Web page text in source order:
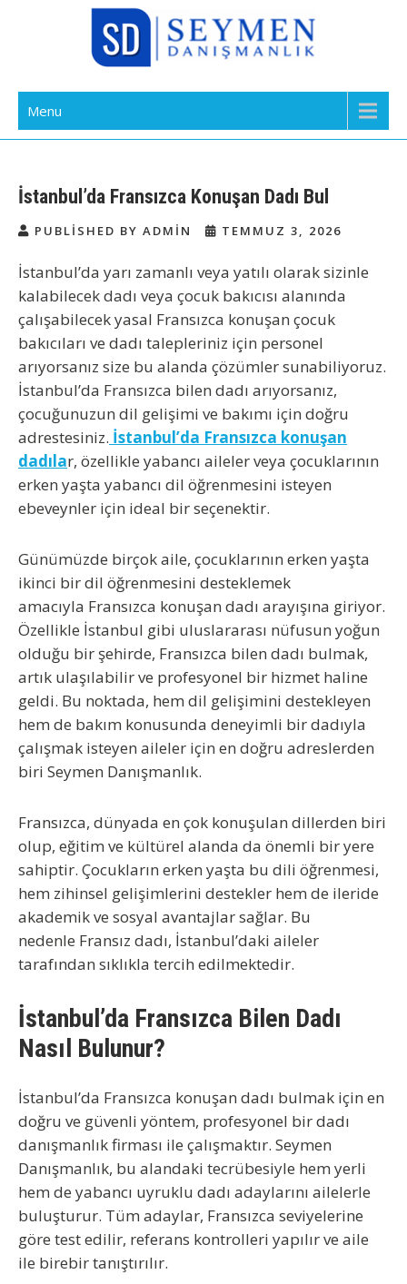
Bakıcı Yardımcı Dadı Danışmanlık
Ajansı İstanbul
Menu
İstanbul’da Fransızca Konuşan Dadı Bul
PUBLISHED BY ADMIN TEMMUZ 3, 2026
İstanbul’da yarı zamanlı veya yatılı olarak sizinle
kalabilecek dadı veya çocuk bakıcısı alanında
çalışabilecek yasal Fransızca konuşan çocuk
bakıcıları ve dadı talepleriniz için personel
arıyorsanız size bu alanda çözümler sunabiliyoruz.
İstanbul’da Fransızca bilen dadı arıyorsanız,
çocuğunuzun dil gelişimi ve bakımı için doğru
adrestesiniz. İstanbul’da Fransızca konuşan
dadılar, özellikle yabancı aileler veya çocuklarının
erken yaşta yabancı dil öğrenmesini isteyen
ebeveynler için ideal bir seçenektir.
Günümüzde birçok aile, çocuklarının erken yaşta
ikinci bir dil öğrenmesini desteklemek
amacıyla Fransızca konuşan dadı arayışına giriyor.
Özellikle İstanbul gibi uluslararası nüfusun yoğun
olduğu bir şehirde, Fransızca bilen dadı bulmak,
artık ulaşılabilir ve profesyonel bir hizmet haline
geldi. Bu noktada, hem dil gelişimini destekleyen
hem de bakım konusunda deneyimli bir dadıyla
çalışmak isteyen aileler için en doğru adreslerden
biri Seymen Danışmanlık.
Fransızca, dünyada en çok konuşulan dillerden biri
olup, eğitim ve kültürel alanda da önemli bir yere
sahiptir. Çocukların erken yaşta bu dili öğrenmesi,
hem zihinsel gelişimlerini destekler hem de ileride
akademik ve sosyal avantajlar sağlar. Bu
nedenle Fransız dadı, İstanbul’daki aileler
tarafından sıklıkla tercih edilmektedir.
İstanbul’da Fransızca Bilen Dadı
Nasıl Bulunur?
İstanbul’da Fransızca konuşan dadı bulmak için en
doğru ve güvenli yöntem, profesyonel birdadı
danışmanlık firması ile çalışmaktır. Seymen
Danışmanlık, bu alandaki tecrübesiyle hem yerli
hem de yabancı uyruklu dadı adaylarını ailelerle
buluşturur. Tüm adaylar, Fransızca seviyelerine
göre test edilir, referans kontrolleri yapılır ve aile
ile birebir tanıştırılır.